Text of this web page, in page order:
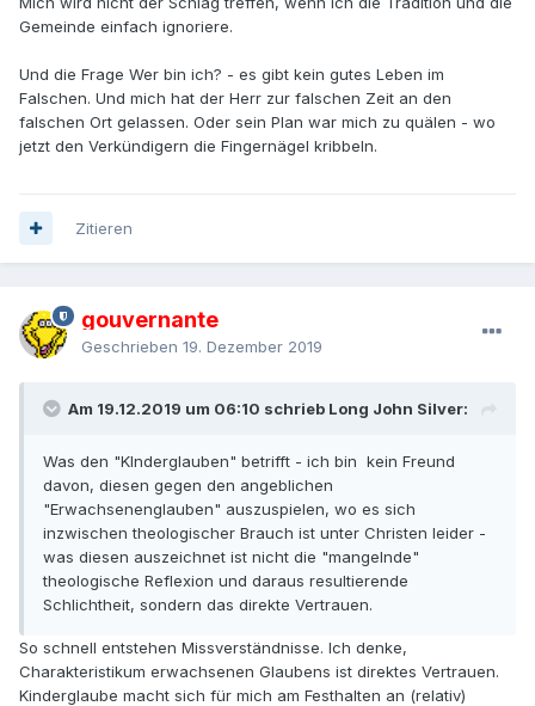
Gemeinde einfach ignoriere.
Und die Frage Wer bin ich? - es gibt kein gutes Leben im
Falschen. Und mich hat der Herr zur falschen Zeit an den
falschen Ort gelassen. Oder sein Plan war mich zu quälen - wo
jetzt den Verkündigern die Fingernägel kribbeln.
Zitieren
gouvernante
Geschrieben 19. Dezember 2019
Am 19.12.2019 um 06:10 schrieb Long John Silver:
Was den "KInderglauben" betrifft - ich bin kein Freund
davon, diesen gegen den angeblichen
"Erwachsenenglauben" auszuspielen, wo es sich
inzwischen theologischer Brauch ist unter Christen leider -
was diesen auszeichnet ist nicht die "mangelnde"
theologische Reflexion und daraus resultierende
Schlichtheit, sondern das direkte Vertrauen.
So schnell entstehen Missverständnisse. Ich denke,
Charakteristikum erwachsenen Glaubens ist direktes Vertrauen.
Kinderglaube macht sich für mich am Festhalten an (relativ)